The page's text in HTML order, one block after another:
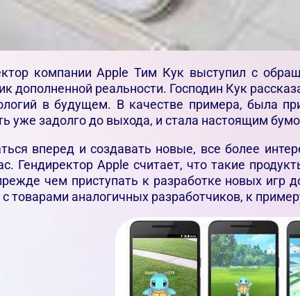
компании Apple Тим Кук выступил с
дополненной реальности. Господин Кук
в будущем. В качестве примера, была
уже задолго до выхода, и стала настоящим
вперед и создавать новые, все более
Гендиректор Apple считает, что такие
чем приступать к разработке новых игр
товарами аналогичных разработчиков, к